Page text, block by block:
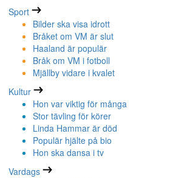
Sport
Bilder ska visa idrott
Bråket om VM är slut
Haaland är populär
Bråk om VM i fotboll
Mjällby vidare i kvalet
Kultur
Hon var viktig för många
Stor tävling för körer
Linda Hammar är död
Populär hjälte på bio
Hon ska dansa i tv
Vardags